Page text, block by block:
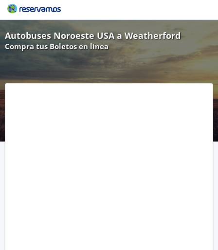
Autobuses Noroeste USA a Weatherford
Compra tus Boletos en línea